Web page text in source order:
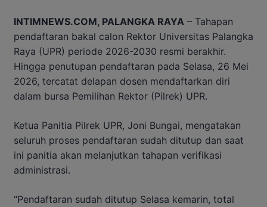
INTIMNEWS.COM, PALANGKA RAYA – Tahapan
pendaftaran bakal calon Rektor Universitas Palangka
Raya (UPR) periode 2026-2030 resmi berakhir.
Hingga penutupan pendaftaran pada Selasa, 26 Mei
2026, tercatat delapan dosen mendaftarkan diri
dalam bursa Pemilihan Rektor (Pilrek) UPR.
Ketua Panitia Pilrek UPR, Joni Bungai, mengatakan
seluruh proses pendaftaran sudah ditutup dan saat
ini panitia akan melanjutkan tahapan verifikasi
administrasi.
“Pendaftaran sudah ditutup Selasa kemarin, total